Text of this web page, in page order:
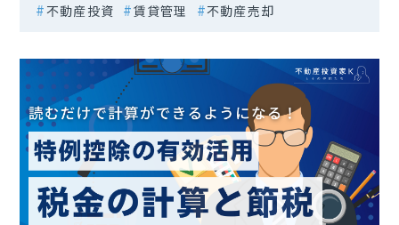
不動産投資
賃貸管理 不動産売却